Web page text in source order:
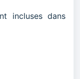
incluses dans